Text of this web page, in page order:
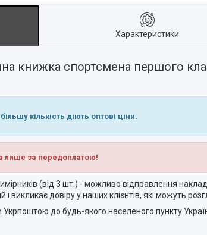
Характеристики
книжка спортсмена першого
кількість діють оптові ціни.
лише за передоплатою!
(від 3 шт.) - можливо відправлення
і викликає довіру у наших клієнтів, які можуть
до будь-якого населеного пункту